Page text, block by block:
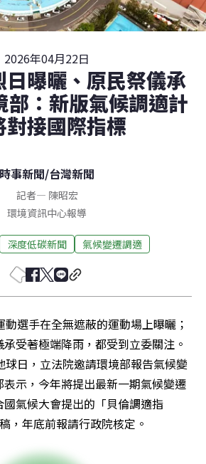
2026年04月22日
曝曬、原民祭儀承
部：新版氣候調適計
對接國際指標
時事新聞/台灣新聞
記者— 陳昭宏
環境資訊中心報導
深度低碳新聞 氣候變遷調適
選手在全無遮蔽的運動場上曝曬；
受著極端降雨，都受到立委關注。
球日，立法院邀請環境部報告氣候變
示，今年將提出最新一期氣候變遷
氣候大會提出的「貝倫調適指
，年底前報請行政院核定。